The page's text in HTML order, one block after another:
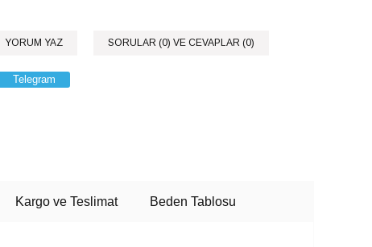
YORUM YAZ SORULAR (0) VE CEVAPLAR (0)
Telegram
Kargo ve Teslimat Beden Tablosu